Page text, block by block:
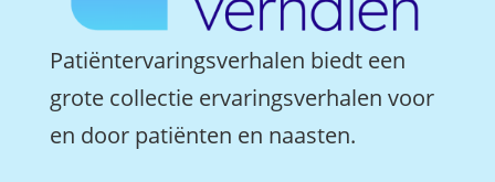
Patiëntervaringsverhalen biedt een
grote collectie ervaringsverhalen voor
en door patiënten en naasten.